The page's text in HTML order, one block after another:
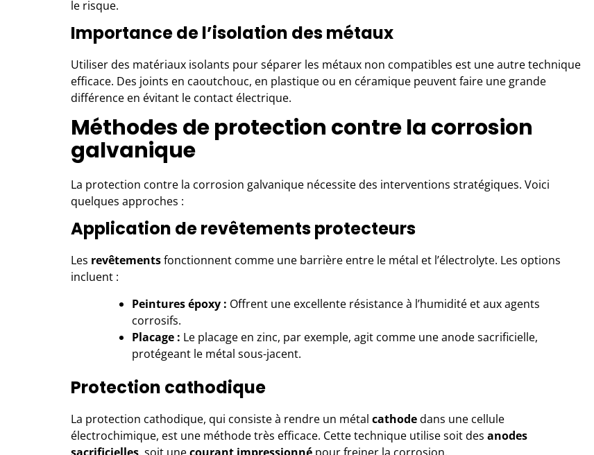
le risque.
Importance de l’isolation des métaux
Utiliser des matériaux isolants pour séparer les métaux non compatibles est une autre technique
efficace. Des joints en caoutchouc, en plastique ou en céramique peuvent faire une grande
différence en évitant le contact électrique.
Méthodes de protection contre la corrosion
galvanique
La protection contre la corrosion galvanique nécessite des interventions stratégiques. Voici
quelques approches :
Application de revêtements protecteurs
Les revêtementsfonctionnent comme une barrière entre le métal et l’électrolyte. Les options
incluent :
Peintures époxy : Offrent une excellente résistance à l’humidité et aux agents
corrosifs.
Placage : Le placage en zinc, par exemple, agit comme une anode sacrificielle,
protégeant le métal sous-jacent.
Protection cathodique
La protection cathodique, qui consiste à rendre un métal cathodedans une cellule
électrochimique, est une méthode très efficace. Cette technique utilise soit des anodes